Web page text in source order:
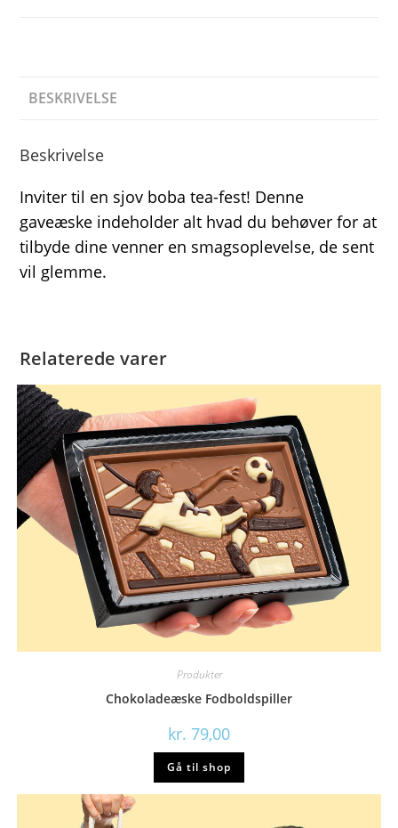
BESKRIVELSE
Beskrivelse
Inviter til en sjov boba tea-fest! Denne
gaveæske indeholder alt hvad du behøver for at
tilbyde dine venner en smagsoplevelse, de sent
vil glemme.
Relaterede varer
Produkter
Chokoladeæske Fodboldspiller
kr. 79,00
Gå til shop